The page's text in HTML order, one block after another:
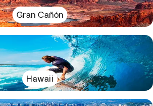
Gran Cañón
Hawaii